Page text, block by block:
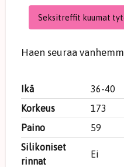
Seksitreffit kuumat
Haen seuraa
Ikä
36-40
Korkeus
173
Paino
59
Silikoniset
rinnat
Ei